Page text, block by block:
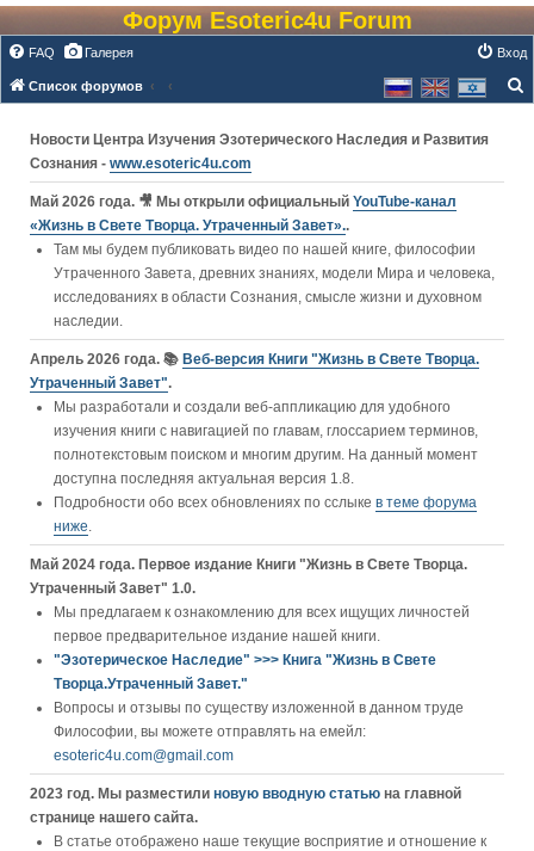
Форум Esoteric4u Forum
FAQ Галерея Вход
Список форумов
Новости Центра Изучения Эзотерического Наследия и Развития
Сознания - www.esoteric4u.com
Май 2026 года. 🎥 Мы открыли официальный YouTube‑канал
«Жизнь в Свете Творца. Утраченный Завет»..
Там мы будем публиковать видео по нашей книге, философии
Утраченного Завета, древних знаниях, модели Мира и человека,
исследованиях в области Сознания, смысле жизни и духовном
наследии.
Апрель 2026 года. 📚 Веб-версия Книги "Жизнь в Свете Творца.
Утраченный Завет".
Мы разработали и создали веб-аппликацию для удобного
изучения книги c навигацией по главам, глоссарием терминов,
полнотекстовым поиском и многим другим. На данный момент
доступна последняя актуальная версия 1.8.
Подробности обо всех обновлениях по сслыке в теме форума
ниже.
Май 2024 года. Первое издание Книги "Жизнь в Свете Творца.
Утраченный Завет" 1.0.
Мы предлагаем к ознакомлению для всех ищущих личностей
первое предварительное издание нашей книги.
"Эзотерическое Наследие" >>> Книга "Жизнь в Свете
Творца.Утраченный Завет."
Вопросы и отзывы по существу изложенной в данном труде
Философии, вы можете отправлять на емейл:
esoteric4u.com@gmail.com
2023 год. Мы разместили новую вводную статью на главной
странице нашего сайта.
В статье отображено наше текущие восприятие и отношение к